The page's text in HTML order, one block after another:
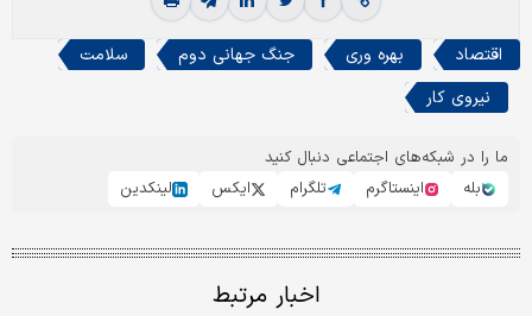
اقتصاد بهره وری جنگ جهانی دوم
سلامت
نیروی کار
ما را در شبکه‌های اجتماعی دنبال کنید
بله
اینستاگرم تلگرام ایکس لینکدین
اخبار مرتبط